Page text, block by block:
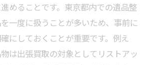
めることです。東京都内での遺品整
一度に扱うことが多いため、事前に
にしておくことが重要です。例え
は出張買取の対象としてリストアッ